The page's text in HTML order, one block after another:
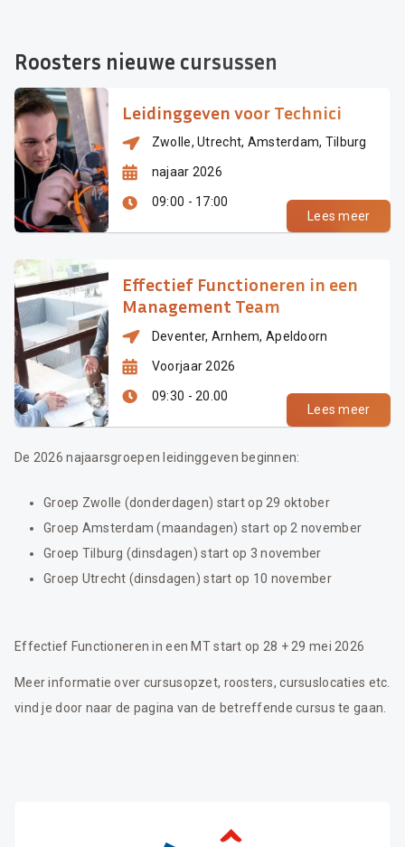
Roosters nieuwe cursussen
Leidinggeven voor Technici
Zwolle, Utrecht, Amsterdam, Tilburg
najaar 2026
09:00 - 17:00
Lees meer
Effectief Functioneren in een
Management Team
Deventer, Arnhem, Apeldoorn
Voorjaar 2026
09:30 - 20.00
Lees meer
De 2026 najaarsgroepen leidinggeven beginnen:
Groep Zwolle (donderdagen) start op 29 oktober
Groep Amsterdam (maandagen) start op 2 november
Groep Tilburg (dinsdagen) start op 3 november
Groep Utrecht (dinsdagen) start op 10 november
Effectief Functioneren in een MT start op 28 + 29 mei 2026
Meer informatie over cursusopzet, roosters, cursuslocaties etc.
vind je door naar de pagina van de betreffende cursus te gaan.